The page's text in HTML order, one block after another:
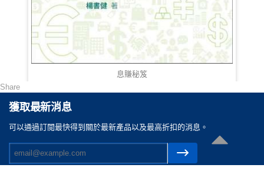
息賺秘笈
Share
獲取最新消息
可以通過訂閲最快得到關於最新產品以及最高折扣的消息。